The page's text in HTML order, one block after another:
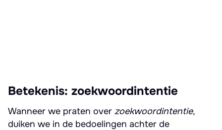
Betekenis: zoekwoordintentie
Wanneer we praten over zoekwoordintentie,
duiken we in de bedoelingen achter de